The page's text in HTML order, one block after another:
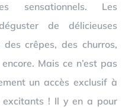
sensationnels. Les
de délicieuses
crêpes, des churros,
Mais ce n’est pas
un accès exclusif à
excitants ! Il y en a pour